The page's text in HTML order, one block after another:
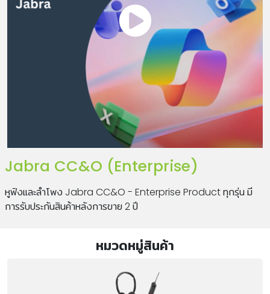
Jabra CC&O (Enterprise)
หูฟังและลำโพง Jabra CC&O - Enterprise Product ทุกรุ่น มี
การรับประกันสินค้าหลังการขาย 2 ปี
หมวดหมู่สินค้า